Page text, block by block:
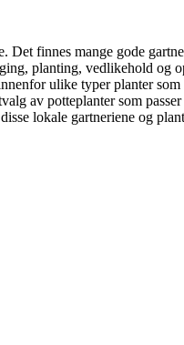
finnes mange gode
planting, vedlikehold og
ulike typer planter
av potteplanter som
lokale gartneriene og